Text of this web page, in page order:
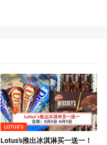
LOTUS'S
Lotus’s推出冰淇淋买一送一！